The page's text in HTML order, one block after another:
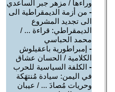
وراءها / مزهر جبر الساعدي
- من أزمة الديمقراطية الى
الى تجديد المشروع
الديمقراطي: قراءة ... /
محمد الحباسي
- إمبراطورية باعقيلوش
الكلامية / الحسان عشاق
- الكلفة السياسية للحرب
في اليمن: سيادة مُنتهَكة
وحريات مُصادَ ... / عيبان